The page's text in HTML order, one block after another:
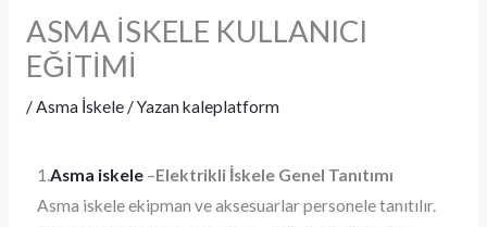
ASMA İSKELE KULLANICI
EĞİTİMİ
/Asma İskele/ Yazankaleplatform
1.Asma iskele–Elektrikli İskele Genel Tanıtımı
Asma iskele ekipman ve aksesuarlar personele tanıtılır.